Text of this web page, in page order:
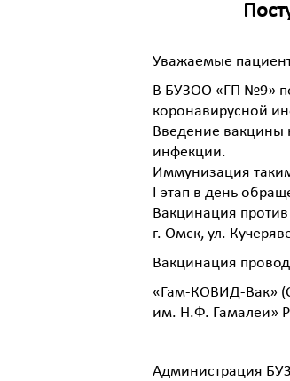
Уважаемые
В БУЗОО «ГП №9»
коронавирусной
Введение вакцины
инфекции.
Иммунизация
I этап в день
Вакцинация
г. Омск, ул.
Вакцинация
«Гам-КОВИД-Вак»
им. Н.Ф. Гамалеи»
Администрация